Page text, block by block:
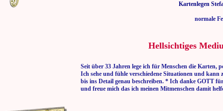
Kartenlegen
normale
Hellsichtiges
Seit über 33 Jahren lege ich für Menschen die Karten,
Ich sehe und fühle verschiedene Situationen und kann
bis ins Detail genau beschreiben. * Ich danke GOTT
und freue mich das ich meinen Mitmenschen damit